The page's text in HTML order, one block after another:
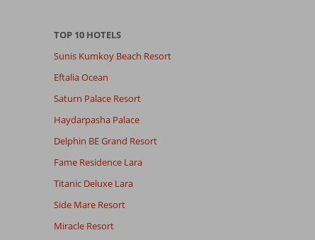
TOP 10 HOTELS
Sunis Kumkoy Beach Resort
Eftalia Ocean
Saturn Palace Resort
Haydarpasha Palace
Delphin BE Grand Resort
Fame Residence Lara
Titanic Deluxe Lara
Side Mare Resort
Miracle Resort